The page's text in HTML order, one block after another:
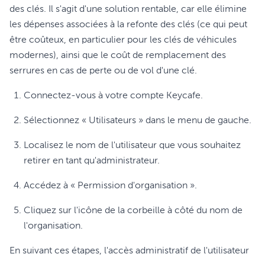
des clés. Il s'agit d'une solution rentable, car elle élimine
les dépenses associées à la refonte des clés (ce qui peut
être coûteux, en particulier pour les clés de véhicules
modernes), ainsi que le coût de remplacement des
serrures en cas de perte ou de vol d'une clé.
Connectez-vous à votre compte Keycafe.
Sélectionnez « Utilisateurs » dans le menu de gauche.
Localisez le nom de l'utilisateur que vous souhaitez
retirer en tant qu'administrateur.
Accédez à « Permission d'organisation ».
Cliquez sur l'icône de la corbeille à côté du nom de
l'organisation.
En suivant ces étapes, l'accès administratif de l'utilisateur